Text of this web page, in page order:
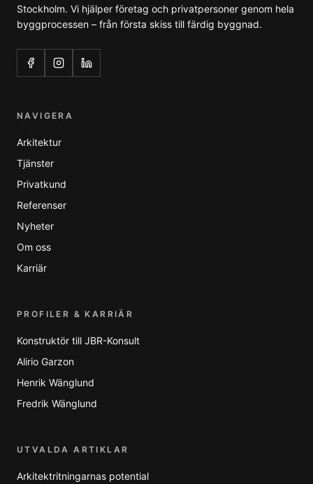
Stockholm. Vi hjälper företag och privatpersoner genom hela
byggprocessen – från första skiss till färdig byggnad.
NAVIGERA
Arkitektur
Tjänster
Privatkund
Referenser
Nyheter
Om oss
Karriär
PROFILER & KARRIÄR
Konstruktör till JBR-Konsult
Alirio Garzon
Henrik Wänglund
Fredrik Wänglund
UTVALDA ARTIKLAR
Arkitektritningarnas potential